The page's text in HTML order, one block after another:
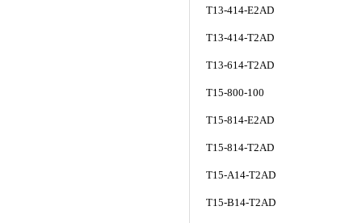
T13-414-E2AD
T13-414-T2AD
T13-614-T2AD
T15-800-100
T15-814-E2AD
T15-814-T2AD
T15-A14-T2AD
T15-B14-T2AD